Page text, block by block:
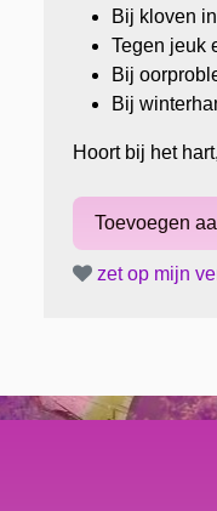
Bij kloven
Tegen jeuk
Bij
Bij
Hoort bij het
zet op mijn